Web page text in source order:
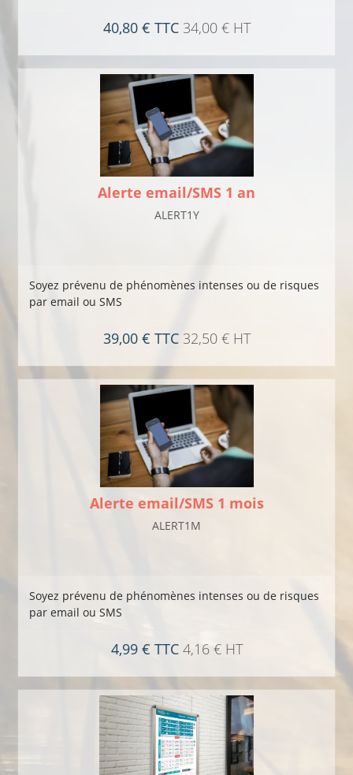
40,80 € TTC 34,00 € HT
Alerte email/SMS 1 an
ALERT1Y
Soyez prévenu de phénomènes intenses ou de risques
par email ou SMS
39,00 € TTC 32,50 € HT
Alerte email/SMS 1 mois
ALERT1M
Soyez prévenu de phénomènes intenses ou de risques
par email ou SMS
4,99 € TTC 4,16 € HT